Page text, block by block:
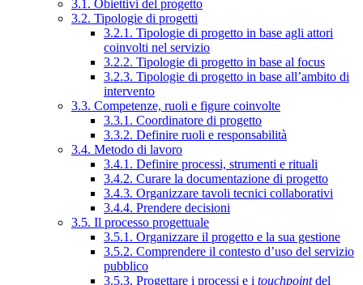
3.1. Obiettivi del progetto
3.2. Tipologie di progetti
3.2.1. Tipologie di progetto in base agli attori
coinvolti nel servizio
3.2.2. Tipologie di progetto in base al focus
3.2.3. Tipologie di progetto in base all’ambito di
intervento
3.3. Competenze, ruoli e figure coinvolte
3.3.1. Coordinatore di progetto
3.3.2. Definire ruoli e responsabilità
3.4. Metodo di lavoro
3.4.1. Definire processi, strumenti e rituali
3.4.2. Curare la documentazione di progetto
3.4.3. Organizzare tavoli tecnici collaborativi
3.4.4. Prendere decisioni
3.5. Il processo progettuale
3.5.1. Organizzare il progetto e la sua gestione
3.5.2. Comprendere il contesto d’uso del servizio
pubblico
3.5.3. Progettare i processi e i touchpointdel